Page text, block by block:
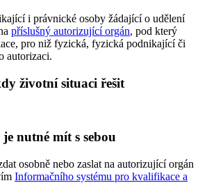
i právnické osoby žádající o udělení
příslušný autorizující orgán, pod který
pro niž fyzická, fyzická podnikající či
autorizaci.
životní situaci řešit
nutné mít s sebou
osobně nebo zaslat na autorizující orgán
Informačního systému pro kvalifikace a